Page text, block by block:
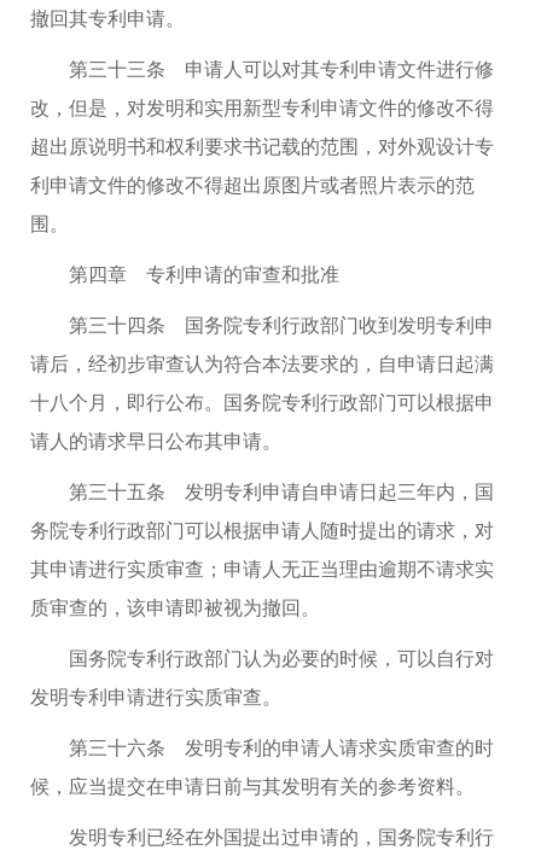
撤回其专利申请。
第三十三条 申请人可以对其专利申请文件进行修
改，但是，对发明和实用新型专利申请文件的修改不得
超出原说明书和权利要求书记载的范围，对外观设计专
利申请文件的修改不得超出原图片或者照片表示的范
围。
第四章 专利申请的审查和批准
第三十四条 国务院专利行政部门收到发明专利申
请后，经初步审查认为符合本法要求的，自申请日起满
十八个月，即行公布。国务院专利行政部门可以根据申
请人的请求早日公布其申请。
第三十五条 发明专利申请自申请日起三年内，国
务院专利行政部门可以根据申请人随时提出的请求，对
其申请进行实质审查；申请人无正当理由逾期不请求实
质审查的，该申请即被视为撤回。
国务院专利行政部门认为必要的时候，可以自行对
发明专利申请进行实质审查。
第三十六条 发明专利的申请人请求实质审查的时
候，应当提交在申请日前与其发明有关的参考资料。
发明专利已经在外国提出过申请的，国务院专利行